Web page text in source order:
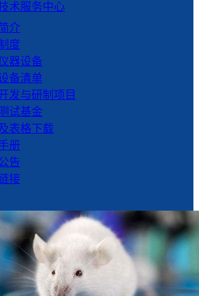
术服务中心
介
度
器设备
备清单
发与研制项目
试基金
表格下载
册
告
接